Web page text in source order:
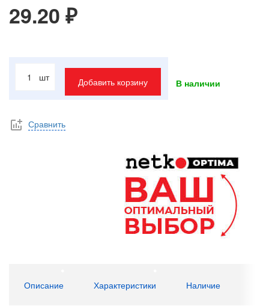
29.20 ₽
шт Добавить корзину В наличии
Сравнить
Описание Характеристики Наличие